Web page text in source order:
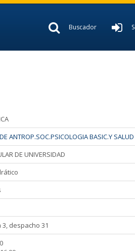
Buscador
ANTROP.SOC.PSICOLOGIA BASIC.Y
DE UNIVERSIDAD
despacho 31